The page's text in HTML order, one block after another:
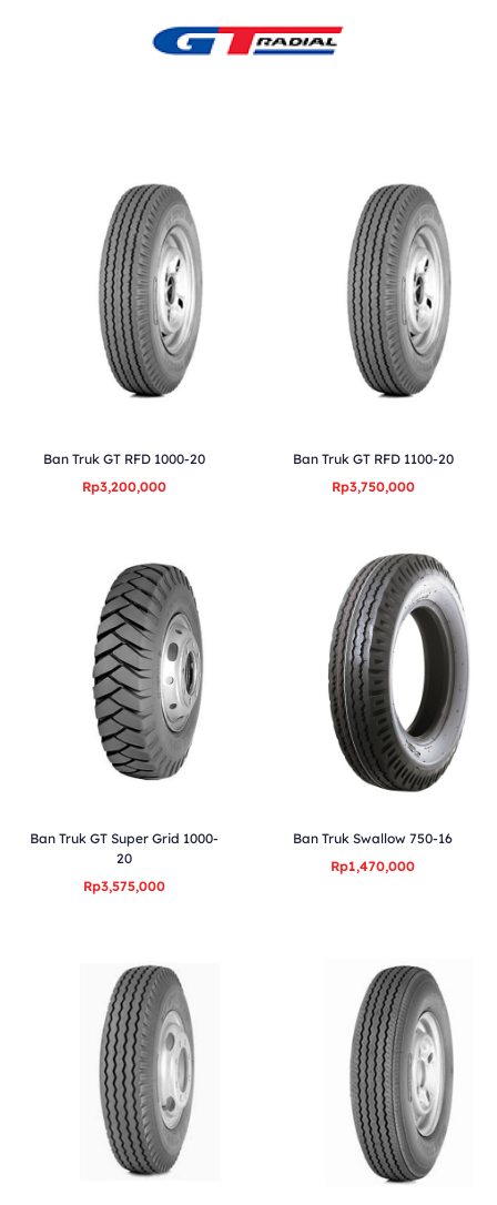
Ban Truk GT RFD 1000-20
Rp3,200,000
Ban Truk GT RFD 1100-20
Rp3,750,000
Ban Truk GT Super Grid 1000-
20
Rp3,575,000
Ban Truk Swallow 750-16
Rp1,470,000